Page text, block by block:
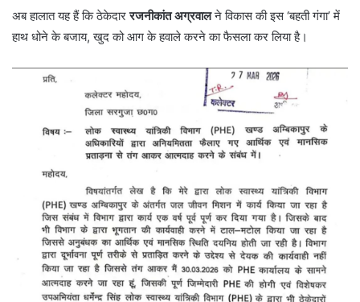
अब हालात यह हैं कि ठेकेदाररजनीकांत अग्रवालने विकास की इस ‘बहती गंगा’ में
हाथ धोने के बजाय, खुद को आग के हवाले करने का फैसला कर लिया है।